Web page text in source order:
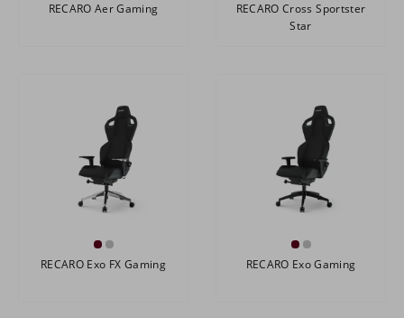
RECARO Aer Gaming
RECARO Cross Sportster
Star
RECARO Exo FX Gaming RECARO Exo Gaming